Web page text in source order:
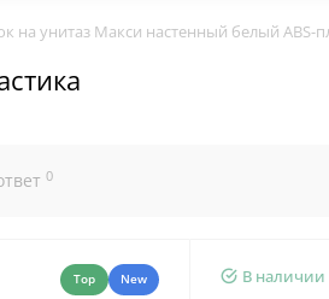
на унитаз Макси настенный белый ABS-
0
Top New В наличии